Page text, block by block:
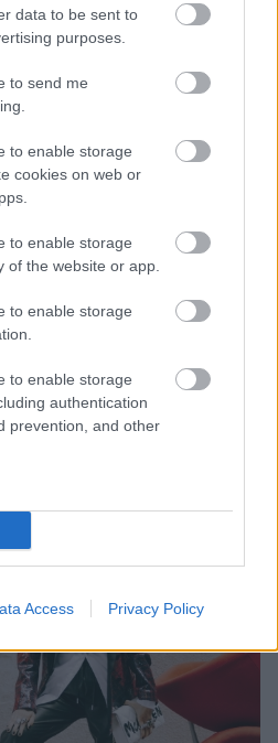
data to be sent to
purposes.
to send me
to enable storage
cookies on web or
to enable storage
of the website or app.
to enable storage
to enable storage
authentication
prevention, and other
Access Privacy Policy
időszakát éli